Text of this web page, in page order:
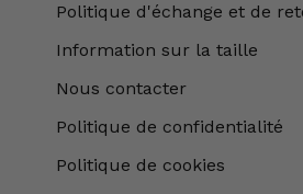
Politique d'échange et de
Information sur la taille
Nous contacter
Politique de confidentialité
Politique de cookies